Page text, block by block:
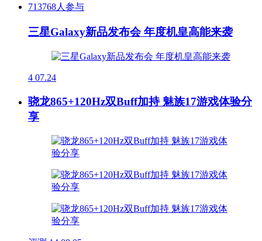
713768人参与
三星Galaxy新品发布会 年度机皇高能来袭
4 07.24
骁龙865+120Hz双Buff加持 魅族17游戏体验分
享